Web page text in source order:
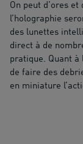
On peut d’ores
l’holographie
des lunettes
direct à de
pratique. Quant à
de faire des
en miniature